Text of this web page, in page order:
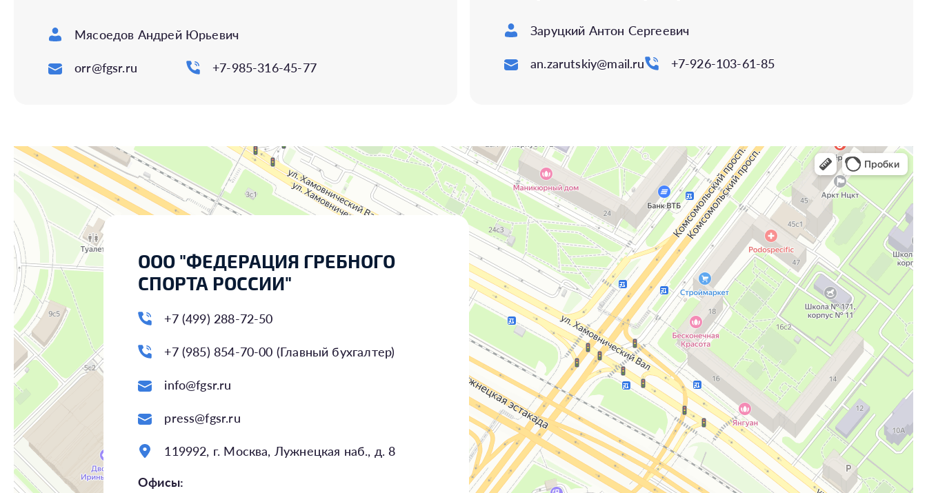
Мясоедов Андрей Юрьевич
orr@fgsr.ru +7-985-316-45-77
Заруцкий Антон Сергеевич
an.zarutskiy@mail.ru +7-926-103-61-85
ООО "ФЕДЕРАЦИЯ ГРЕБНОГО
СПОРТА РОССИИ"
+7 (499) 288-72-50
+7 (985) 854-70-00 (Главный бухгалтер)
info@fgsr.ru
press@fgsr.ru
119992, г. Москва, Лужнецкая наб., д. 8
Офисы: